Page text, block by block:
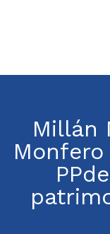
Millán